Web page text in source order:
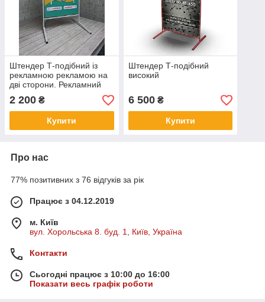
Штендер Т-подібний із
рекламною рекламою на
дві сторони. Рекламний
штендер. Виготовлення 1
день.
2 200 ₴
Купити
Штендер Т-подібний
високий
6 500₴
Купити
Про нас
77% позитивних з 76 відгуків за рік
Працює з 04.12.2019
м. Київ
вул. Хорольська 8. буд. 1, Київ, Україна
Контакти
Сьогодні працює з 10:00 до 16:00
Показати весь графік роботи